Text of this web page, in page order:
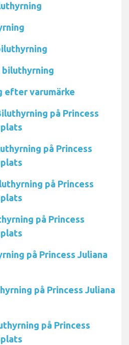
biluthyrning
efter varumärke
på Princess
på Princess
på Princess
på Princess
på Princess Juliana
på Princess Juliana
på Princess